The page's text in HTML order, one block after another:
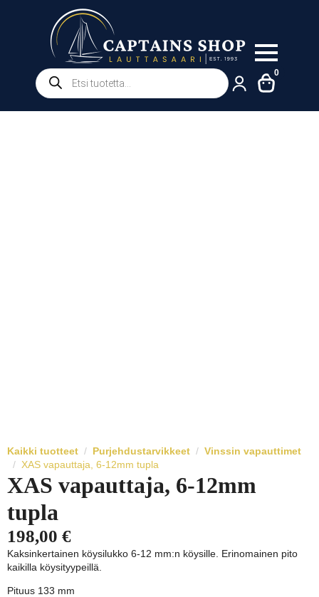
Products
search
0
Kaikki tuotteet Purjehdustarvikkeet
Vinssin vapauttimet
XAS vapauttaja, 6-12mm tupla
XAS vapauttaja, 6-12mm
tupla
198,00 €
Kaksinkertainen köysilukko 6-12 mm:n köysille. Erinomainen pito
kaikilla köysityypeillä.
Pituus 133 mm